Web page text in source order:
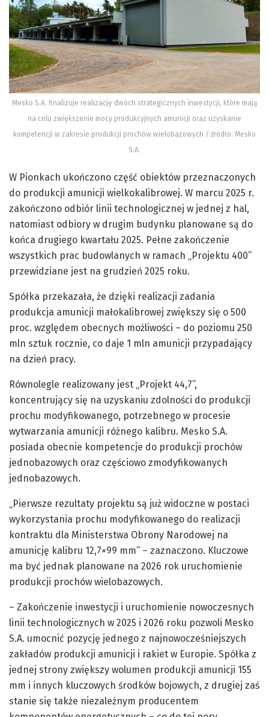
Mesko S.A. finalizuje realizację dwóch strategicznych inwestycji, które mają
na celu zwiększenie mocy produkcyjnych amunicji oraz uzyskanie
kompetencji w zakresie produkcji prochów wielobazowych / źródło: Mesko
S.A.
W Pionkach ukończono część obiektów przeznaczonych
do produkcji amunicji wielkokalibrowej. W marcu 2025 r.
zakończono odbiór linii technologicznej w jednej z hal,
natomiast odbiory w drugim budynku planowane są do
końca drugiego kwartału 2025. Pełne zakończenie
wszystkich prac budowlanych w ramach „Projektu 400”
przewidziane jest na grudzień 2025 roku.
Spółka przekazała, że dzięki realizacji zadania
produkcja amunicji małokalibrowej zwiększy się o 500
proc. względem obecnych możliwości – do poziomu 250
mln sztuk rocznie, co daje 1 mln amunicji przypadający
na dzień pracy.
Równolegle realizowany jest „Projekt 44,7”,
koncentrujący się na uzyskaniu zdolności do produkcji
prochu modyfikowanego, potrzebnego w procesie
wytwarzania amunicji różnego kalibru. Mesko S.A.
posiada obecnie kompetencje do produkcji prochów
jednobazowych oraz częściowo zmodyfikowanych
jednobazowych.
„Pierwsze rezultaty projektu są już widoczne w postaci
wykorzystania prochu modyfikowanego do realizacji
kontraktu dla Ministerstwa Obrony Narodowej na
amunicję kalibru 12,7×99 mm” – zaznaczono. Kluczowe
ma być jednak planowane na 2026 rok uruchomienie
produkcji prochów wielobazowych.
– Zakończenie inwestycji i uruchomienie nowoczesnych
linii technologicznych w 2025 i 2026 roku pozwoli Mesko
S.A. umocnić pozycję jednego z najnowocześniejszych
zakładów produkcji amunicji i rakiet w Europie. Spółka z
jednej strony zwiększy wolumen produkcji amunicji 155
mm i innych kluczowych środków bojowych, z drugiej zaś
stanie się także niezależnym producentem